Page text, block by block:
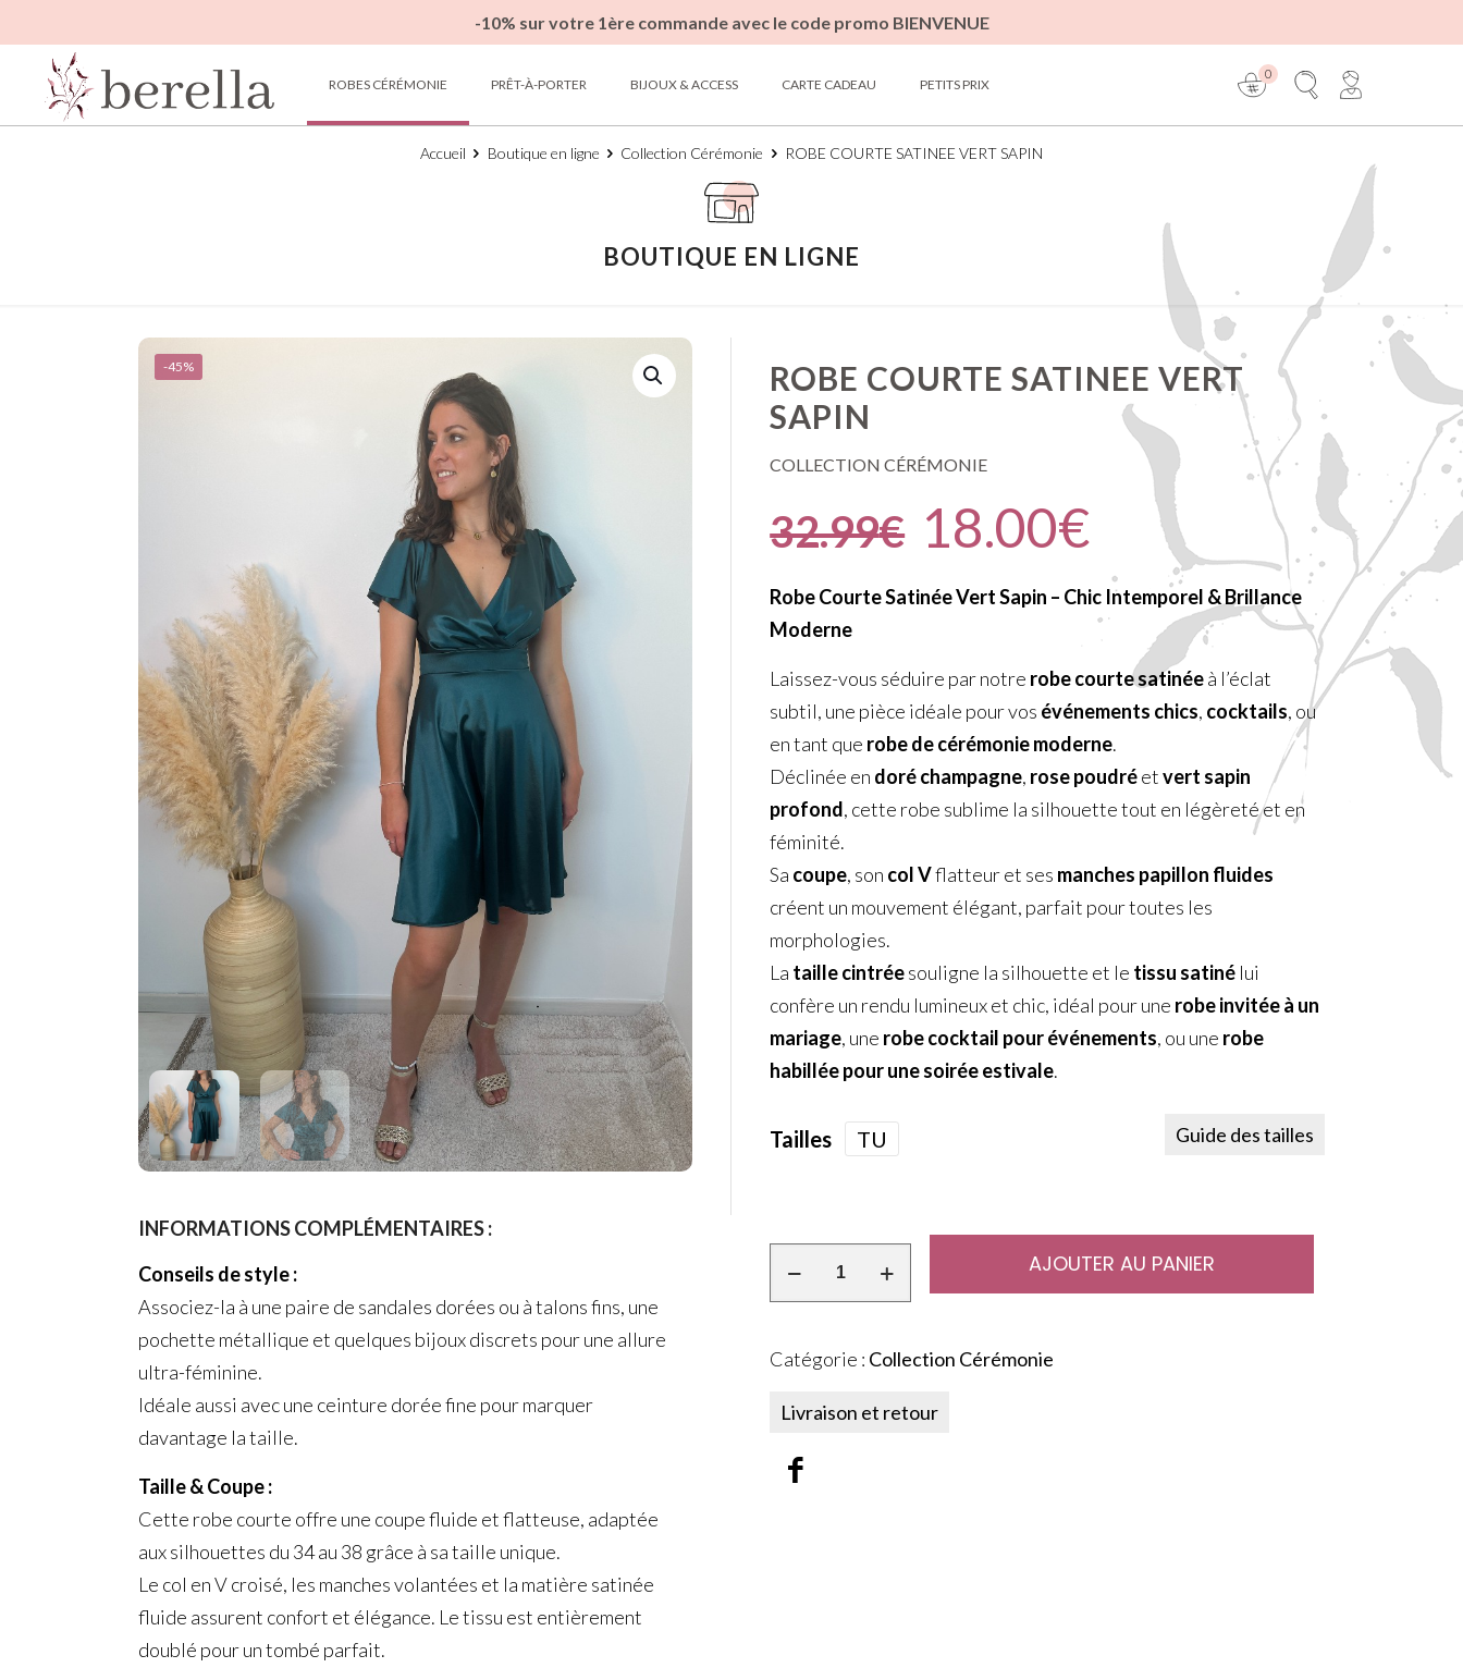
-10% sur votre 1ère commande avec le code promo BIENVENUE
ROBES CÉRÉMONIE PRÊT-À-PORTER BIJOUX & ACCESS CARTE CADEAU PETITS PRIX
0
Accueil Boutique en ligne Collection Cérémonie ROBE COURTE SATINEE VERT SAPIN
BOUTIQUE EN LIGNE
-45%
ROBE COURTE SATINEE VERT
SAPIN
COLLECTION CÉRÉMONIE
32.99€ 18.00€
Robe Courte Satinée Vert Sapin – Chic Intemporel & Brillance
Moderne
Laissez-vous séduire par notre robe courte satinéeà l’éclat
subtil, une pièce idéale pour vos événements chics, cocktails, ou
en tant que robe de cérémonie moderne.
Déclinée en doré champagne, rose poudréetvert sapin
profond, cette robe sublime la silhouette tout en légèreté et en
féminité.
Sa coupe, son col Vflatteur et ses manches papillon fluides
créent un mouvement élégant, parfait pour toutes les
morphologies.
La taille cintréesouligne la silhouette et le tissu satiné lui
confère un rendu lumineux et chic, idéal pour une robe invitée à un
mariage, une robe cocktail pour événements, ou une robe
habillée pour une soirée estivale.
Tailles TU Guide des tailles
AJOUTER AU PANIER
Catégorie : Collection Cérémonie
Livraison et retour
INFORMATIONS COMPLÉMENTAIRES :
Conseils de style :
Associez-la à une paire de sandales dorées ou à talons fins, une
pochette métallique et quelques bijoux discrets pour une allure
ultra-féminine.
Idéale aussi avec une ceinture dorée fine pour marquer
davantage la taille.
Taille & Coupe :
Cette robe courte offre une coupe fluide et flatteuse, adaptée
aux silhouettes du 34 au 38 grâce à sa taille unique.
Le col en V croisé, les manches volantées et la matière satinée
fluide assurent confort et élégance. Le tissu est entièrement
doublé pour un tombé parfait.